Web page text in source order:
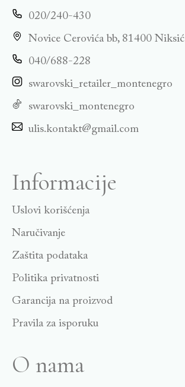
020/240-430
Novice Cerovića bb, 81400 Niksić
040/688-228
swarovski_retailer_montenegro
swarovski_montenegro
ulis.kontakt@gmail.com
Informacije
Uslovi korišćenja
Naručivanje
Zaštita podataka
Politika privatnosti
Garancija na proizvod
Pravila za isporuku
O nama